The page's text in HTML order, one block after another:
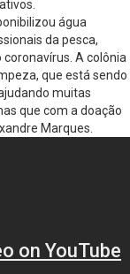
água
da pesca,
A colônia
que está sendo
muitas
que com a doação
Marques.